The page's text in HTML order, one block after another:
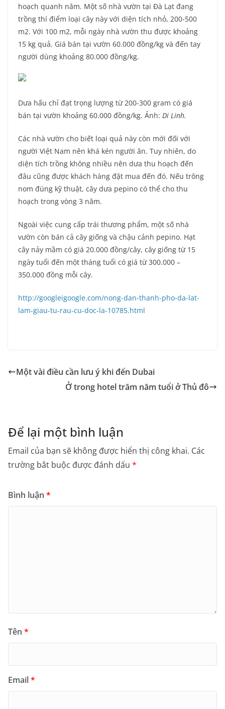
hoạch quanh năm. Một số nhà vườn tại Đà Lạt đang
trồng thí điểm loại cây này với diện tích nhỏ, 200-500
m2. Với 100 m2, mỗi ngày nhà vườn thu được khoảng
15 kg quả. Giá bán tại vườn 60.000 đồng/kg và đến tay
người dùng khoảng 80.000 đồng/kg.
Dưa hấu chỉ đạt trọng lượng từ 200-300 gram có giá
bán tại vườn khoảng 60.000 đồng/kg. Ảnh: Di Linh.
Các nhà vườn cho biết loại quả này còn mới đối với
người Việt Nam nên khá kén người ăn. Tuy nhiên, do
diện tích trồng không nhiều nên dưa thu hoạch đến
đâu cũng được khách hàng đặt mua đến đó. Nếu trông
nom đúng kỹ thuật, cây dưa pepino có thể cho thu
hoạch trong vòng 3 năm.
Ngoài việc cung cấp trái thương phẩm, một số nhà
vườn còn bán cả cây giống và chậu cảnh pepino. Hạt
cây nảy mầm có giá 20.000 đồng/cây, cây giống từ 15
ngày tuổi đến một tháng tuổi có giá từ 300.000 –
350.000 đồng mỗi cây.
http://googleigoogle.com/nong-dan-thanh-pho-da-lat-
lam-giau-tu-rau-cu-doc-la-10785.html
Một vài điều cần lưu ý khi đến Dubai
Ở trong hotel trăm năm tuổi ở Thủ đô
Để lại một bình luận
Email của bạn sẽ không được hiển thị công khai. Các
trường bắt buộc được đánh dấu *
Bình luận *
Tên *
Email*